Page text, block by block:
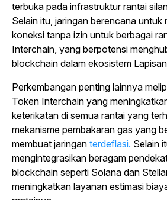
terbuka pada infrastruktur rantai
Selain itu, jaringan berencana untuk
koneksi tanpa izin untuk berbagai
Interchain, yang berpotensi
blockchain dalam ekosistem
Perkembangan penting lainnya
Token Interchain yang
keterikatan di semua rantai yang
mekanisme pembakaran gas yang
membuat jaringan terdeflasi. Selain
mengintegrasikan beragam
blockchain seperti Solana dan
meningkatkan layanan estimasi